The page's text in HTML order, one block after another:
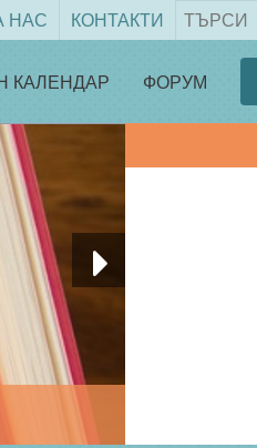
НАС КОНТАКТИ
КАЛЕНДАР ФОРУМ